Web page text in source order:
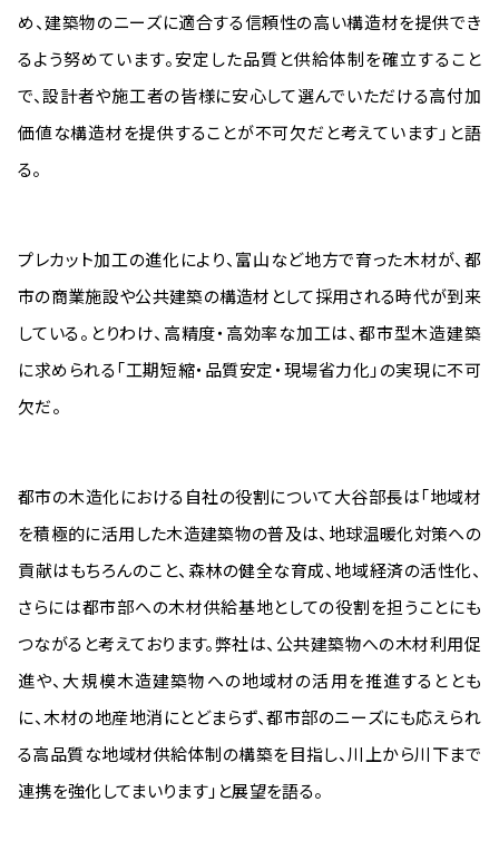
め、建築物のニーズに適合する信頼性の高い構造材を提供でき
るよう努めています。安定した品質と供給体制を確立すること
で、設計者や施工者の皆様に安心して選んでいただける高付加
価値な構造材を提供することが不可欠だと考えています」と語
る。
プレカット加工の進化により、富山など地方で育った木材が、都
市の商業施設や公共建築の構造材として採用される時代が到来
している。とりわけ、高精度・高効率な加工は、都市型木造建築
に求められる「工期短縮・品質安定・現場省力化」の実現に不可
欠だ。
都市の木造化における自社の役割について大谷部長は「地域材
を積極的に活用した木造建築物の普及は、地球温暖化対策への
貢献はもちろんのこと、森林の健全な育成、地域経済の活性化、
さらには都市部への木材供給基地としての役割を担うことにも
つながると考えております。弊社は、公共建築物への木材利用促
進や、大規模木造建築物への地域材の活用を推進するととも
に、木材の地産地消にとどまらず、都市部のニーズにも応えられ
る高品質な地域材供給体制の構築を目指し、川上から川下まで
連携を強化してまいります」と展望を語る。